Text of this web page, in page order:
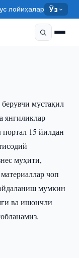
лойиҳалар Ўз
мустақил
янгиликлар
15 йилдан
муҳити,
чоп
мумкин
ва ишончли